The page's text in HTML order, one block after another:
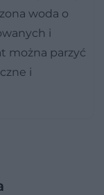
woda o
i
można parzyć
i